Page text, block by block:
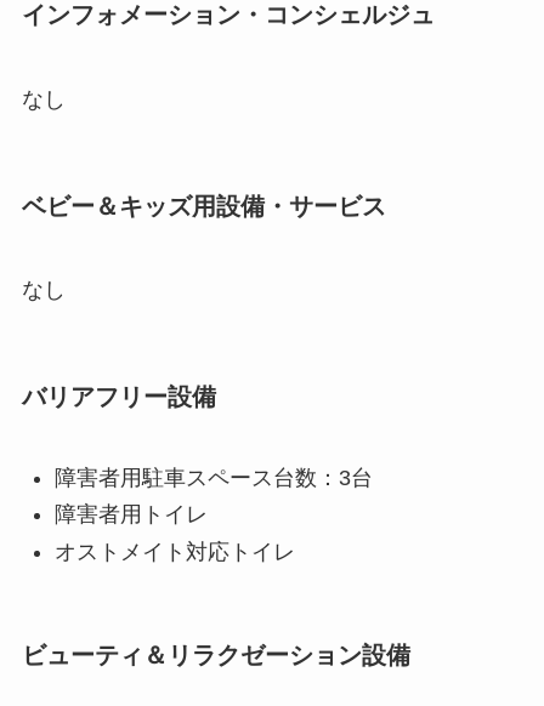
インフォメーション・コンシェルジュ
なし
ベビー＆キッズ用設備・サービス
なし
バリアフリー設備
障害者用駐車スペース台数：3台
障害者用トイレ
オストメイト対応トイレ
ビューティ＆リラクゼーション設備